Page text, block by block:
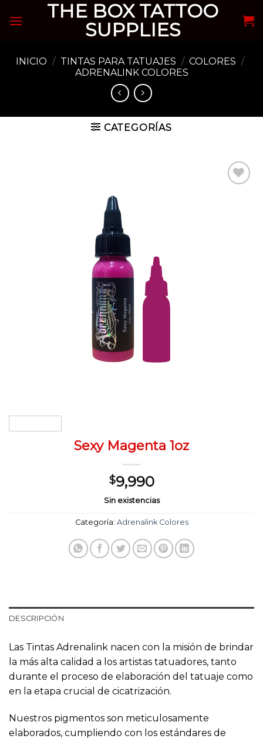
THE BOX TATTOO
SUPPLIES
INICIO / TINTAS PARA TATUAJES / COLORES /
ADRENALINK COLORES
CATEGORÍAS
Sexy Magenta 1oz
$9,990
Sin existencias
Categoría: Adrenalink Colores
DESCRIPCIÓN
Las Tintas Adrenalink nacen con la misión de brindar
la más alta calidad a los artistas tatuadores, tanto
durante el proceso de elaboración del tatuaje como
en la etapa crucial de cicatrización.
Nuestros pigmentos son meticulosamente
elaborados, cumpliendo con los estándares de